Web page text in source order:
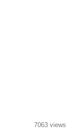
7063 views